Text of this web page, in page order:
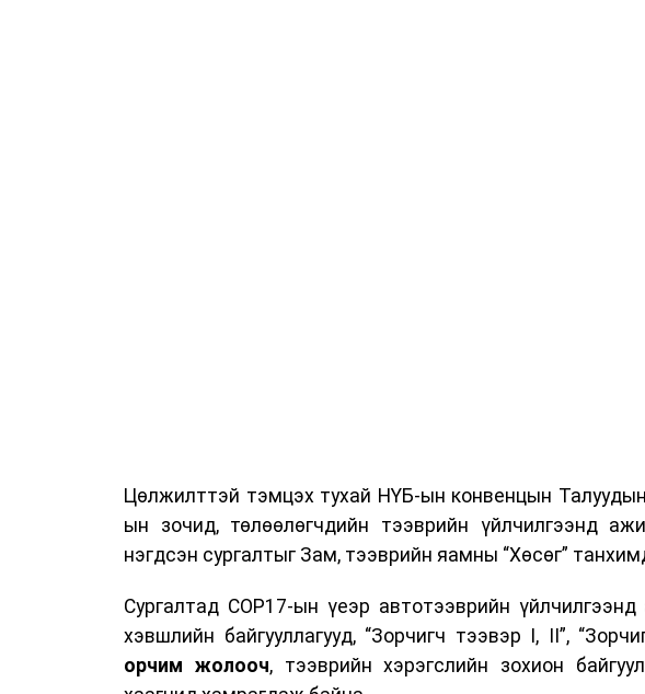
Цөлжилттэй тэмцэх тухай НҮБ-ын конвенцын Талуудын
ын зочид, төлөөлөгчдийн тээврийн үйлчилгээнд
нэгдсэн сургалтыг Зам, тээврийн яамны “Хөсөг”
Сургалтад COP17-ын үеэр автотээврийн
хэвшлийн байгууллагууд, “Зорчигч тээвэр I, II”,
орчим жолооч, тээврийн хэрэгслийн зохион